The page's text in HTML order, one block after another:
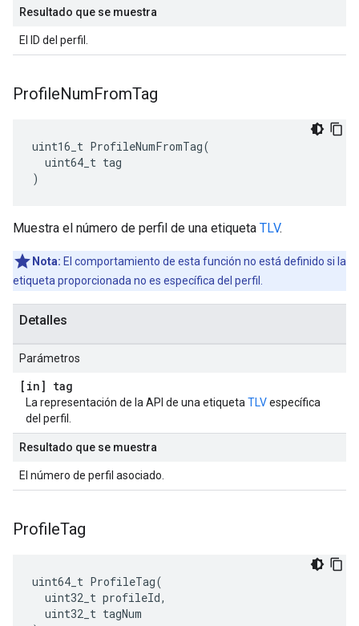
Resultado que se muestra
El ID del perfil.
ProfileNumFromTag
uint16_t ProfileNumFromTag(
  uint64_t tag
)
Muestra el número de perfil de una etiqueta TLV.
Nota: El comportamiento de esta función no está definido si la
etiqueta proporcionada no es específica del perfil.
Detalles
Parámetros
[in] tag
La representación de la API de una etiqueta TLVespecífica
del perfil.
Resultado que se muestra
El número de perfil asociado.
ProfileTag
uint64_t ProfileTag(
  uint32_t profileId,
  uint32_t tagNum